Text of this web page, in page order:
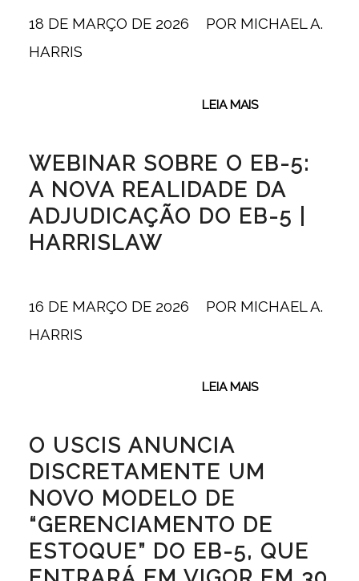
18 DE MARÇO DE 2026
/ POR MICHAEL A.
HARRIS
LEIA MAIS
WEBINAR SOBRE O EB-5:
A NOVA REALIDADE DA
ADJUDICAÇÃO DO EB-5 |
HARRISLAW
16 DE MARÇO DE 2026
/ POR MICHAEL A.
HARRIS
LEIA MAIS
O USCIS ANUNCIA
DISCRETAMENTE UM
NOVO MODELO DE
“GERENCIAMENTO DE
ESTOQUE” DO EB-5, QUE